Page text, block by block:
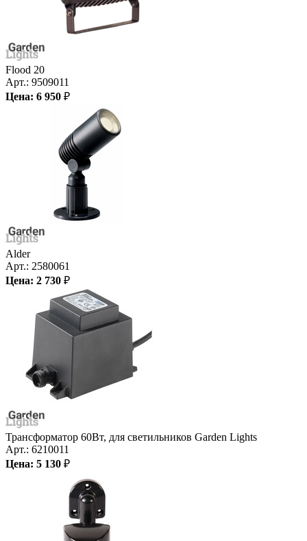
Flood 20
Арт.: 9509011
Цена: 6 950 ₽
Alder
Арт.: 2580061
Цена: 2 730 ₽
Трансформатор 60Вт, для светильников Garden Lights
Арт.: 6210011
Цена: 5 130 ₽